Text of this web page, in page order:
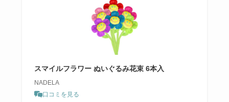
スマイルフラワー ぬいぐるみ花束 6本入
NADELA
口コミを見る